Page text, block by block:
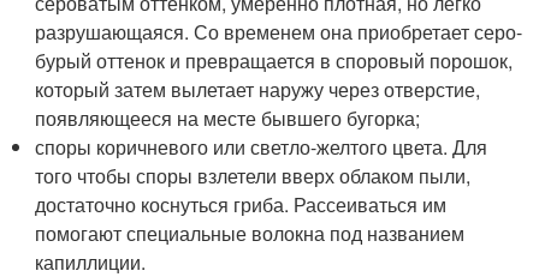
разрушающаяся. Со временем она приобретает серо-
бурый оттенок и превращается в споровый порошок,
который затем вылетает наружу через отверстие,
появляющееся на месте бывшего бугорка;
споры коричневого или светло-желтого цвета. Для
того чтобы споры взлетели вверх облаком пыли,
достаточно коснуться гриба. Рассеиваться им
помогают специальные волокна под названием
капиллиции.